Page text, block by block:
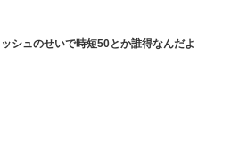
シュのせいで時短50とか誰得なんだよ